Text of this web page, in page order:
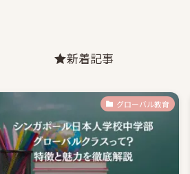
新着記事
グローバル教育